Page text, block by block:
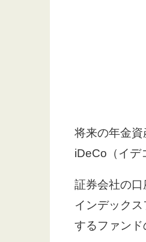
将来の年金
iDeCo（イデ
証券会社の
インデック
するファンド